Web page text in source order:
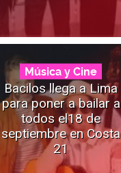
Música y Cine
Bacilos llega a Lima
para poner a bailar a
todos el18 de
septiembre en Costa
21